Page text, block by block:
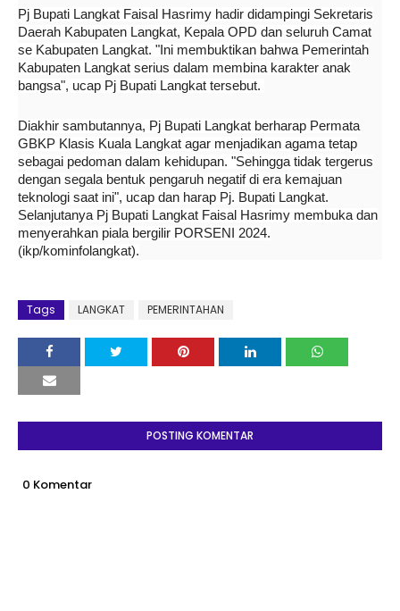
Pj Bupati Langkat Faisal Hasrimy hadir didampingi Sekretaris
Daerah Kabupaten Langkat, Kepala OPD dan seluruh Camat
se Kabupaten Langkat. "Ini membuktikan bahwa Pemerintah
Kabupaten Langkat serius dalam membina karakter anak
bangsa", ucap Pj Bupati Langkat tersebut.
Diakhir sambutannya, Pj Bupati Langkat berharap Permata
GBKP Klasis Kuala Langkat agar menjadikan agama tetap
sebagai pedoman dalam kehidupan. "Sehingga tidak tergerus
dengan segala bentuk pengaruh negatif di era kemajuan
teknologi saat ini", ucap dan harap Pj. Bupati Langkat.
Selanjutanya Pj Bupati Langkat Faisal Hasrimy membuka dan
menyerahkan piala bergilir PORSENI 2024.
(ikp/kominfolangkat).
Tags LANGKAT PEMERINTAHAN
POSTING KOMENTAR
0 Komentar